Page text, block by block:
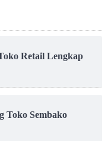
Retail Lengkap
Toko Sembako